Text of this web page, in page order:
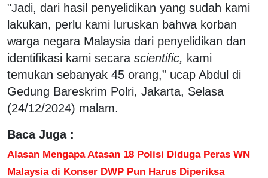
"Jadi, dari hasil penyelidikan yang sudah kami
lakukan, perlu kami luruskan bahwa korban
warga negara Malaysia dari penyelidikan dan
identifikasi kami secara scientific, kami
temukan sebanyak 45 orang,” ucap Abdul di
Gedung Bareskrim Polri, Jakarta, Selasa
(24/12/2024) malam.
Baca Juga :
Alasan Mengapa Atasan 18 Polisi Diduga Peras WN
Malaysia di Konser DWP Pun Harus Diperiksa